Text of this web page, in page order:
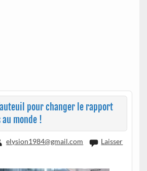
pour changer le rapport
monde !
elysion1984@gmail.com
Laisser